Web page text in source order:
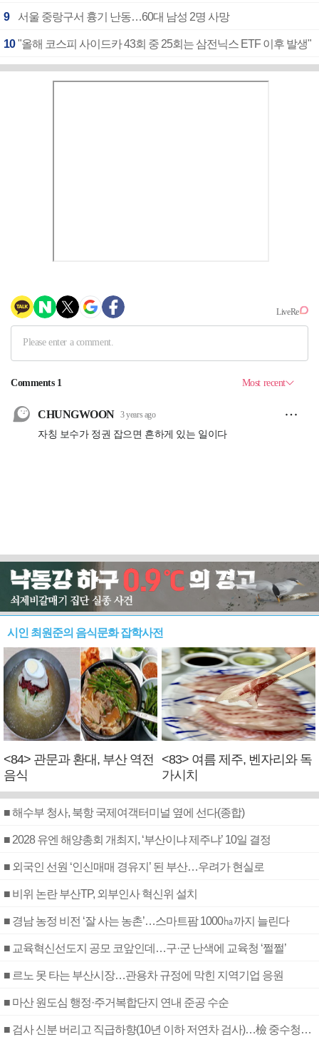
9 서울 중랑구서 흉기 난동…60대 남성 2명 사망
10 "올해 코스피 사이드카 43회 중 25회는 삼전닉스 ETF 이후 발생"
시인 최원준의 음식문화 잡학사전
<84> 관문과 환대, 부산 역전
음식
<83> 여름 제주, 벤자리와 독
가시치
■ 해수부 청사, 북항 국제여객터미널 옆에 선다(종합)
■ 2028 유엔 해양총회 개최지, ‘부산이냐 제주냐’ 10일 결정
■ 외국인 선원 ‘인신매매 경유지’ 된 부산…우려가 현실로
■ 비위 논란 부산TP, 외부인사 혁신위 설치
■ 경남 농정 비전 ‘잘 사는 농촌’…스마트팜 1000㏊까지 늘린다
■ 교육혁신선도지 공모 코앞인데…구·군 난색에 교육청 ‘쩔쩔’
■ 르노 못 타는 부산시장…관용차 규정에 막힌 지역기업 응원
■ 마산 원도심 행정·주거복합단지 연내 준공 수순
■ 검사 신분 버리고 직급하향(10년 이하 저연차 검사)…檢 중수청행 기피